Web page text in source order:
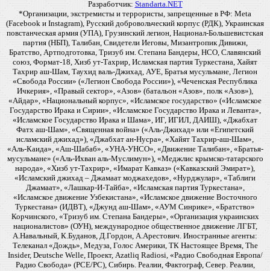
Разработчик: Standarta.NET
*Организации, экстремисты и террористы, запрещенные в РФ: Meta
(Facebook и Instagram), Русский добровольческий корпус (РДК), Украинская
повстанческая армия (УПА), Грузинский легион, Национал-Большевистская
партия (НБП), Талибан, Свидетели Иеговы, Мизантропик Дивижн,
Братство, Артподготовка, Тризуб им. Степана Бандеры, НСО, Славянский
союз, Формат-18, Хизб ут-Тахрир, Исламская партия Туркестана, Хайят
Тахрир аш-Шам, Таухид валь-Джихад, АУЕ, Братья мусульмане, Легион
«Свобода России» («Легион Свобода России»), «Чеченская Республика
Ичкерия», «Правый сектор», «Азов» (батальон «Азов», полк «Азов»),
«Айдар», «Национальный корпус», «Исламское государство» («Исламское
Государство Ирака и Сирии», «Исламское Государство Ирака и Леванта»,
«Исламское Государство Ирака и Шама», ИГ, ИГИЛ, ДАИШ), «Джабхат
Фатх аш-Шам», «Священная война» («Аль-Джихад» или «Египетский
исламский джихад»), «Джабхат ан-Нусра», «Хайят Тахрир-аш-Шам»,
«Аль-Каида», «Аш-Шабаб», «УНА-УНСО», «Движение Талибан», «Братья-
мусульмане» («Аль-Ихван аль-Муслимун»), «Меджлис крымско-татарского
народа», «Хизб ут-Тахрир», «Имарат Кавказ» («Кавказский Эмират»),
«Исламский джихад – Джамаат моджахедов», «Нурджулар», «Таблиги
Джамаат», «Лашкар-И-Тайба», «Исламская партия Туркестана»,
«Исламское движение Узбекистана», «Исламское движение Восточного
Туркестана» (ИДВТ), «Джунд аш-Шам», «АУМ Синрике», «Братство»
Корчинского, «Тризуб им. Степана Бандеры», «Организация украинских
националистов» (ОУН), международное общественное движение ЛГБТ,
А.Навальный, К.Буданов, Д.Гордон, А.Арестович. Иностранные агенты:
Телеканал «Дождь», Медуза, Голос Америки, ТК Настоящее Время, The
Insider, Deutsche Welle, Проект, Azatliq Radiosi, «Радио Свободная Европа/
Радио Свобода» (PCE/PC), Сибирь. Реалии, Фактограф, Север. Реалии,